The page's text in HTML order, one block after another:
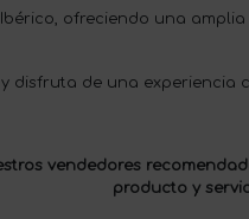
ofreciendo una
disfruta de una experiencia
vendedores
producto y